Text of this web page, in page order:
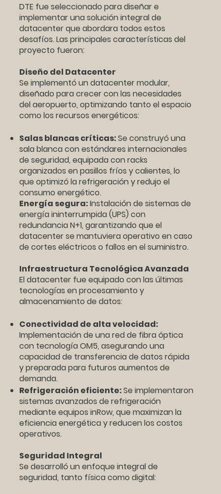
DTE fue seleccionado para diseñar e
implementar una solución integral de
datacenter que abordara todos estos
desafíos. Las principales características del
proyecto fueron:
Diseño del Datacenter
Se implementó un datacenter modular,
diseñado para crecer con las necesidades
del aeropuerto, optimizando tanto el espacio
como los recursos energéticos:
Salas blancas críticas:Se construyó una
sala blanca con estándares internacionales
de seguridad, equipada con racks
organizados en pasillos fríos y calientes, lo
que optimizó la refrigeración y redujo el
consumo energético.
Energía segura:Instalación de sistemas de
energía ininterrumpida (UPS) con
redundancia N+1, garantizando que el
datacenter se mantuviera operativo en caso
de cortes eléctricos o fallos en el suministro.
Infraestructura Tecnológica Avanzada
El datacenter fue equipado con las últimas
tecnologías en procesamiento y
almacenamiento de datos:
Conectividad de alta velocidad:
Implementación de una red de fibra óptica
con tecnología OM5, asegurando una
capacidad de transferencia de datos rápida
y preparada para futuros aumentos de
demanda.
Refrigeración eficiente:Se implementaron
sistemas avanzados de refrigeración
mediante equipos inRow, que maximizan la
eficiencia energética y reducen los costos
operativos.​
Seguridad Integral
Se desarrolló un enfoque integral de
seguridad, tanto física como digital: